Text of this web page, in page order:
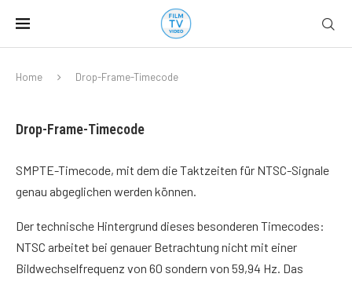
Home Drop-Frame-Timecode
Drop-Frame-Timecode
SMPTE-Timecode, mit dem die Taktzeiten für NTSC-Signale
genau abgeglichen werden können.
Der technische Hintergrund dieses besonderen Timecodes:
NTSC arbeitet bei genauer Betrachtung nicht mit einer
Bildwechselfrequenz von 60 sondern von 59,94 Hz. Das